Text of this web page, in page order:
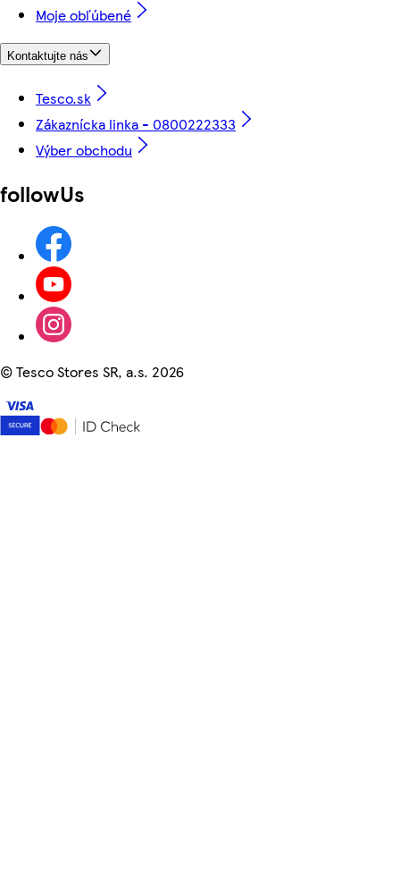
Moje obľúbené
Kontaktujte nás
Tesco.sk
Zákaznícka linka - 0800222333
Výber obchodu
followUs
©Tesco Stores SR, a.s. 2026